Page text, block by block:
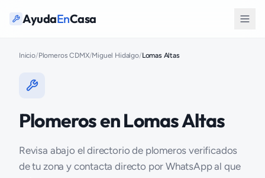
AyudaEnCasa
Inicio/Plomeros CDMX/Miguel Hidalgo/Lomas Altas
Plomeros en Lomas Altas
Revisa abajo el directorio de plomeros verificados
de tu zona y contacta directo por WhatsApp al que